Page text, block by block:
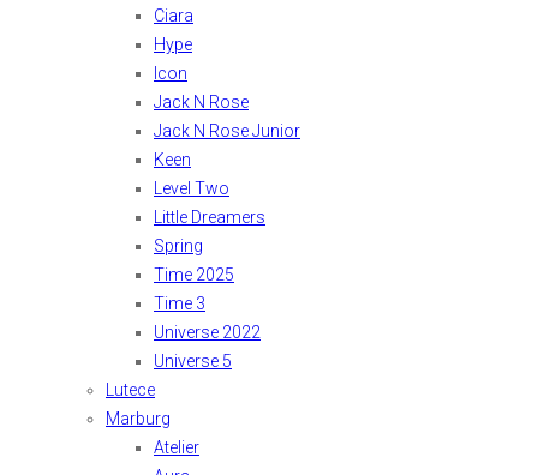
Ciara
Hype
Icon
Jack N Rose
Jack N Rose Junior
Keen
Level Two
Little Dreamers
Spring
Time 2025
Time 3
Universe 2022
Universe 5
Lutece
Marburg
Atelier